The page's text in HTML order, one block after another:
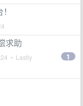
求助
• Lastly
1